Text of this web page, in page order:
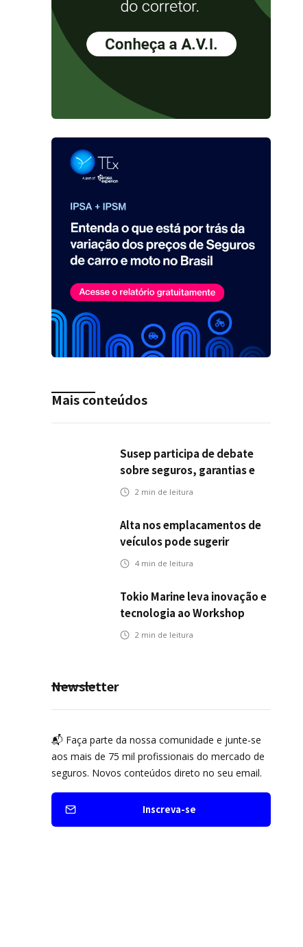
Mais conteúdos
Susep participa de debate
sobre seguros, garantias e
riscos em infraestrutura de
2 min de leitura
Alta nos emplacamentos de
veículos pode sugerir
oportunidades para o seguro
4 min de leitura
Tokio Marine leva inovação e
tecnologia ao Workshop
Integrativo da Poli-USP
2 min de leitura
Newsletter
📬 Faça parte da nossa comunidade e junte-se
aos mais de 75 mil profissionais do mercado de
seguros. Novos conteúdos direto no seu email.
Inscreva-se